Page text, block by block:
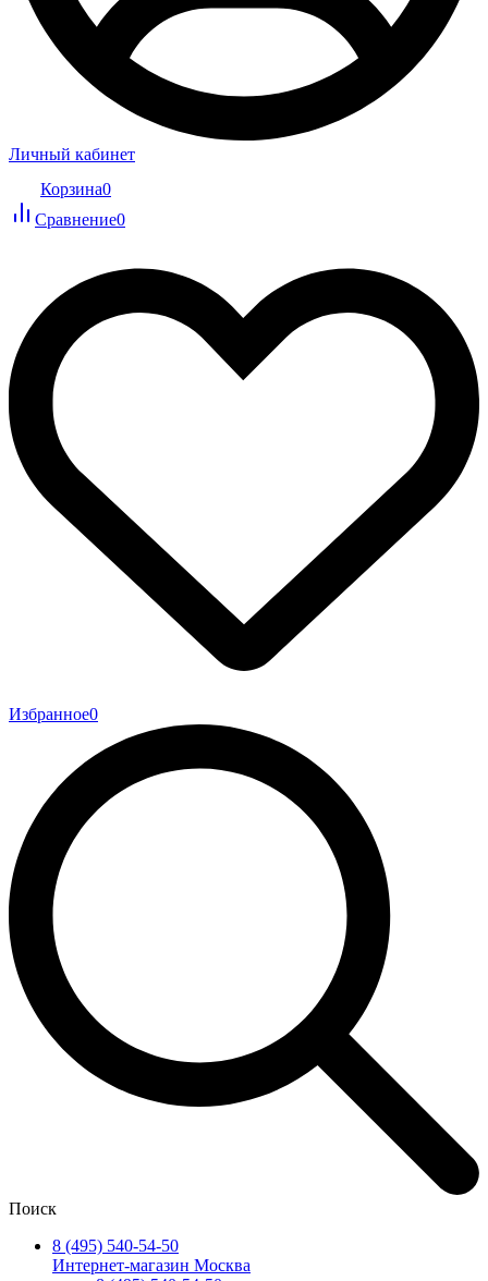
Личный кабинет
Корзина0
Сравнение0
Избранное0
Поиск
8 (495) 540-54-50
Интернет-магазин Москва